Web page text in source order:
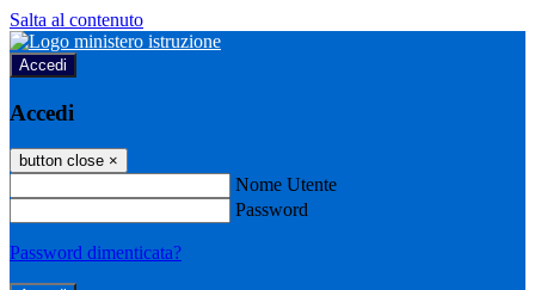
Salta al contenuto
Accedi
Accedi
button close ×
Nome Utente
Password
Password dimenticata?